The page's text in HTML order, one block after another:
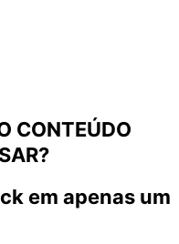
CONTEÚDO
em apenas um